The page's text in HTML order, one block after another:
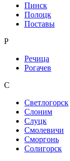
Пинск
Полоцк
Поставы
Р
Речица
Рогачев
С
Светлогорск
Слоним
Слуцк
Смолевичи
Сморгонь
Солигорск